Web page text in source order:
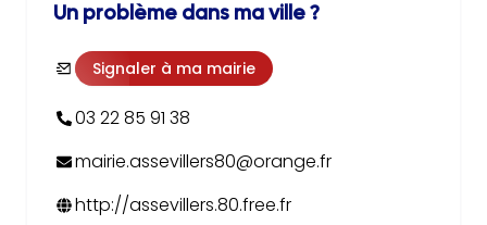
Un problème dans ma ville ?
Signaler à ma mairie
03 22 85 91 38
mairie.assevillers80@orange.fr
http://assevillers.80.free.fr